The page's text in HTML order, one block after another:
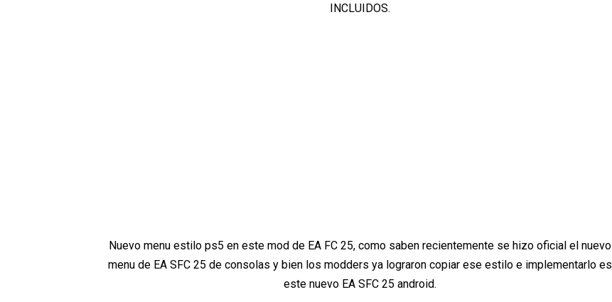
INCLUIDOS.
Nuevo menu estilo ps5 en este mod de EA FC 25, como saben recientemente se hizo oficial el nuevo
menu de EA SFC 25 de consolas y bien los modders ya lograron copiar ese estilo e implementarlo es
este nuevo EA SFC 25 android.